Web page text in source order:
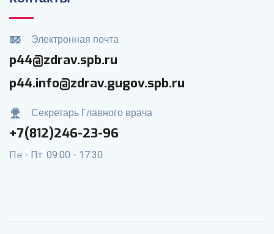
Электронная почта
p44@zdrav.spb.ru
p44.info@zdrav.gugov.spb.ru
Секретарь Главного врача
+7(812)246-23-96
Пн - Пт: 09:00 - 17:30